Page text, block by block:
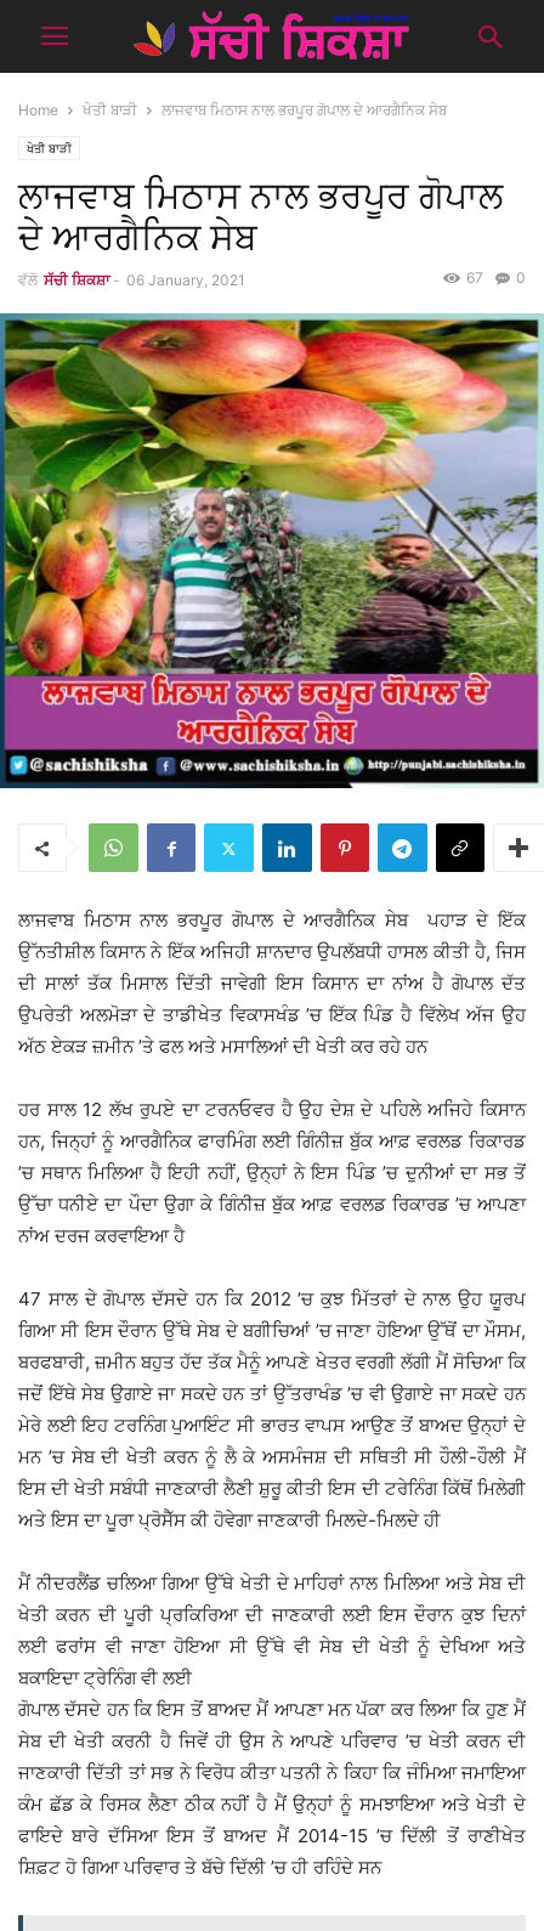
Home ਖੇਤੀ ਬਾੜੀ ਲਾਜਵਾਬ ਮਿਠਾਸ ਨਾਲ ਭਰਪੂਰ ਗੋਪਾਲ ਦੇ ਆਰਗੈਨਿਕ ਸੇਬ
ਖੇਤੀ ਬਾੜੀ
ਲਾਜਵਾਬ ਮਿਠਾਸ ਨਾਲ ਭਰਪੂਰ ਗੋਪਾਲ
ਦੇ ਆਰਗੈਨਿਕ ਸੇਬ
ਵੱਲੋ ਸੱਚੀ ਸ਼ਿਕਸ਼ਾ - 06 January, 2021 0
67
ਲਾਜਵਾਬ ਮਿਠਾਸ ਨਾਲ ਭਰਪੂਰ ਗੋਪਾਲ ਦੇ ਆਰਗੈਨਿਕ ਸੇਬ ਪਹਾੜ ਦੇ ਇੱਕ
ਉੱਨਤੀਸ਼ੀਲ ਕਿਸਾਨ ਨੇ ਇੱਕ ਅਜਿਹੀ ਸ਼ਾਨਦਾਰ ਉਪਲੱਬਧੀ ਹਾਸਲ ਕੀਤੀ ਹੈ, ਜਿਸ
ਦੀ ਸਾਲਾਂ ਤੱਕ ਮਿਸਾਲ ਦਿੱਤੀ ਜਾਵੇਗੀ ਇਸ ਕਿਸਾਨ ਦਾ ਨਾਂਅ ਹੈ ਗੋਪਾਲ ਦੱਤ
ਉਪਰੇਤੀ ਅਲਮੋੜਾ ਦੇ ਤਾਡੀਖੇਤ ਵਿਕਾਸਖੰਡ ’ਚ ਇੱਕ ਪਿੰਡ ਹੈ ਵਿੱਲੇਖ ਅੱਜ ਉਹ
ਅੱਠ ਏਕੜ ਜ਼ਮੀਨ ’ਤੇ ਫਲ ਅਤੇ ਮਸਾਲਿਆਂ ਦੀ ਖੇਤੀ ਕਰ ਰਹੇ ਹਨ
ਹਰ ਸਾਲ 12 ਲੱਖ ਰੁਪਏ ਦਾ ਟਰਨਓਵਰ ਹੈ ਉਹ ਦੇਸ਼ ਦੇ ਪਹਿਲੇ ਅਜਿਹੇ ਕਿਸਾਨ
ਹਨ, ਜਿਨ੍ਹਾਂ ਨੂੰ ਆਰਗੈਨਿਕ ਫਾਰਮਿੰਗ ਲਈ ਗਿੰਨੀਜ਼ ਬੁੱਕ ਆਫ਼ ਵਰਲਡ ਰਿਕਾਰਡ
’ਚ ਸਥਾਨ ਮਿਲਿਆ ਹੈ ਇਹੀ ਨਹੀਂ, ਉਨ੍ਹਾਂ ਨੇ ਇਸ ਪਿੰਡ ’ਚ ਦੁਨੀਆਂ ਦਾ ਸਭ ਤੋਂ
ਉੱਚਾ ਧਨੀਏ ਦਾ ਪੌਦਾ ਉਗਾ ਕੇ ਗਿੰਨੀਜ਼ ਬੁੱਕ ਆਫ਼ ਵਰਲਡ ਰਿਕਾਰਡ ’ਚ ਆਪਣਾ
ਨਾਂਅ ਦਰਜ ਕਰਵਾਇਆ ਹੈ
47 ਸਾਲ ਦੇ ਗੋਪਾਲ ਦੱਸਦੇ ਹਨ ਕਿ 2012 ’ਚ ਕੁਝ ਮਿੱਤਰਾਂ ਦੇ ਨਾਲ ਉਹ ਯੂਰਪ
ਗਿਆ ਸੀ ਇਸ ਦੌਰਾਨ ਉੱਥੇ ਸੇਬ ਦੇ ਬਗੀਚਿਆਂ ’ਚ ਜਾਣਾ ਹੋਇਆ ਉੱਥੋਂ ਦਾ ਮੌਸਮ,
ਬਰਫਬਾਰੀ, ਜ਼ਮੀਨ ਬਹੁਤ ਹੱਦ ਤੱਕ ਮੈਨੂੰ ਆਪਣੇ ਖੇਤਰ ਵਰਗੀ ਲੱਗੀ ਮੈਂ ਸੋਚਿਆ ਕਿ
ਜਦੋਂ ਇੱਥੇ ਸੇਬ ਉਗਾਏ ਜਾ ਸਕਦੇ ਹਨ ਤਾਂ ਉੱਤਰਾਖੰਡ ’ਚ ਵੀ ਉਗਾਏ ਜਾ ਸਕਦੇ ਹਨ
ਮੇਰੇ ਲਈ ਇਹ ਟਰਨਿੰਗ ਪੁਆਇੰਟ ਸੀ ਭਾਰਤ ਵਾਪਸ ਆਉਣ ਤੋਂ ਬਾਅਦ ਉਨ੍ਹਾਂ ਦੇ
ਮਨ ’ਚ ਸੇਬ ਦੀ ਖੇਤੀ ਕਰਨ ਨੂੰ ਲੈ ਕੇ ਅਸਮੰਜਸ਼ ਦੀ ਸਥਿਤੀ ਸੀ ਹੌਲੀ-ਹੌਲੀ ਮੈਂ
ਇਸ ਦੀ ਖੇਤੀ ਸਬੰਧੀ ਜਾਣਕਾਰੀ ਲੈਣੀ ਸ਼ੁਰੂ ਕੀਤੀ ਇਸ ਦੀ ਟਰੇਨਿੰਗ ਕਿੱਥੋਂ ਮਿਲੇਗੀ
ਅਤੇ ਇਸ ਦਾ ਪੂਰਾ ਪ੍ਰੋਸੈੱਸ ਕੀ ਹੋਵੇਗਾ ਜਾਣਕਾਰੀ ਮਿਲਦੇ-ਮਿਲਦੇ ਹੀ
ਮੈਂ ਨੀਦਰਲੈਂਡ ਚਲਿਆ ਗਿਆ ਉੱਥੇ ਖੇਤੀ ਦੇ ਮਾਹਿਰਾਂ ਨਾਲ ਮਿਲਿਆ ਅਤੇ ਸੇਬ ਦੀ
ਖੇਤੀ ਕਰਨ ਦੀ ਪੂਰੀ ਪ੍ਰਕਿਰਿਆ ਦੀ ਜਾਣਕਾਰੀ ਲਈ ਇਸ ਦੌਰਾਨ ਕੁਝ ਦਿਨਾਂ
ਲਈ ਫਰਾਂਸ ਵੀ ਜਾਣਾ ਹੋਇਆ ਸੀ ਉੱਥੇ ਵੀ ਸੇਬ ਦੀ ਖੇਤੀ ਨੂੰ ਦੇਖਿਆ ਅਤੇ
ਬਕਾਇਦਾ ਟ੍ਰੇਨਿੰਗ ਵੀ ਲਈ
ਗੋਪਾਲ ਦੱਸਦੇ ਹਨ ਕਿ ਇਸ ਤੋਂ ਬਾਅਦ ਮੈਂ ਆਪਣਾ ਮਨ ਪੱਕਾ ਕਰ ਲਿਆ ਕਿ ਹੁਣ ਮੈਂ
ਸੇਬ ਦੀ ਖੇਤੀ ਕਰਨੀ ਹੈ ਜਿਵੇਂ ਹੀ ਉਸ ਨੇ ਆਪਣੇ ਪਰਿਵਾਰ ’ਚ ਖੇਤੀ ਕਰਨ ਦੀ
ਜਾਣਕਾਰੀ ਦਿੱਤੀ ਤਾਂ ਸਭ ਨੇ ਵਿਰੋਧ ਕੀਤਾ ਪਤਨੀ ਨੇ ਕਿਹਾ ਕਿ ਜੰਮਿਆ ਜਮਾਇਆ
ਕੰਮ ਛੱਡ ਕੇ ਰਿਸਕ ਲੈਣਾ ਠੀਕ ਨਹੀਂ ਹੈ ਮੈਂ ਉਨ੍ਹਾਂ ਨੂੰ ਸਮਝਾਇਆ ਅਤੇ ਖੇਤੀ ਦੇ
ਫਾਇਦੇ ਬਾਰੇ ਦੱਸਿਆ ਇਸ ਤੋਂ ਬਾਅਦ ਮੈਂ 2014-15 ’ਚ ਦਿੱਲੀ ਤੋਂ ਰਾਣੀਖੇਤ
ਸ਼ਿਫ਼ਟ ਹੋ ਗਿਆ ਪਰਿਵਾਰ ਤੇ ਬੱਚੇ ਦਿੱਲੀ ’ਚ ਹੀ ਰਹਿੰਦੇ ਸਨ